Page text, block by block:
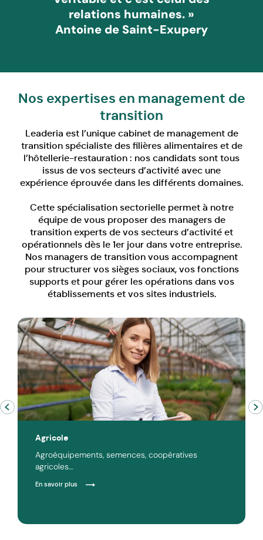
relations humaines. »
Antoine de Saint-Exupery
Nos expertises en management de
transition
Leaderia est l’unique cabinet de management de
transition spécialiste des filières alimentaires et de
l’hôtellerie-restauration : nos candidats sont tous
issus de vos secteurs d’activité avec une
expérience éprouvée dans les différents domaines.
Cette spécialisation sectorielle permet à notre
équipe de vous proposer des managers de
transition experts de vos secteurs d’activité et
opérationnels dès le 1er jour dans votre entreprise.
Nos managers de transition vous accompagnent
pour structurer vos sièges sociaux, vos fonctions
supports et pour gérer les opérations dans vos
établissements et vos sites industriels.
Agricole
Agroéquipements, semences, coopératives
agricoles…
En savoir plus